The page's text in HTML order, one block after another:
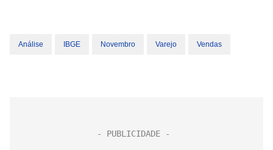
Análise IBGE Novembro Varejo Vendas